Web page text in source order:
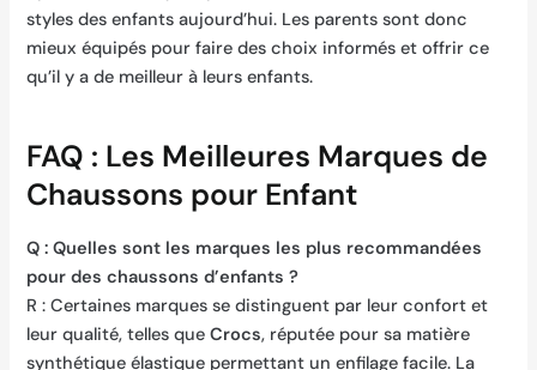
styles des enfants aujourd’hui. Les parents sont donc
mieux équipés pour faire des choix informés et offrir ce
qu’il y a de meilleur à leurs enfants.
FAQ : Les Meilleures Marques de
Chaussons pour Enfant
Q : Quelles sont les marques les plus recommandées
pour des chaussons d’enfants ?
R : Certaines marques se distinguent par leur confort et
leur qualité, telles queCrocs, réputée pour sa matière
synthétique élastique permettant un enfilage facile. La